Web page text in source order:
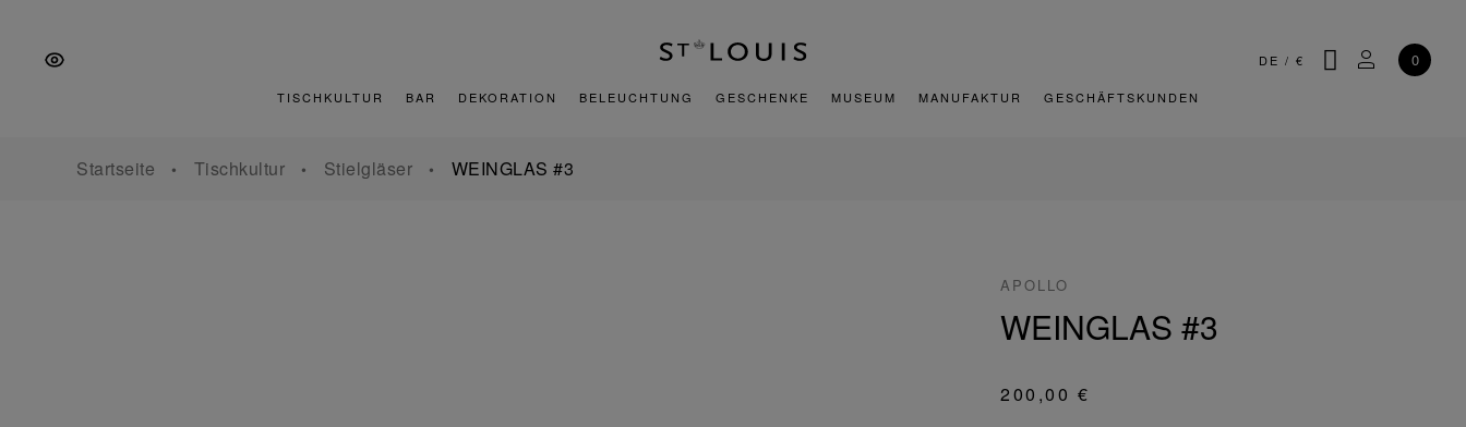
springen
springen
springen
DE / € SUCHEMEIN
0
TISCHKULTUR BAR DEKORATION BELEUCHTUNG GESCHENKE MUSEUM MANUFAKTUR GESCHÄFTSKUNDEN
Startseite Tischkultur Stielgläser WEINGLAS #3
APOLLO
WEINGLAS #3
200,00 €